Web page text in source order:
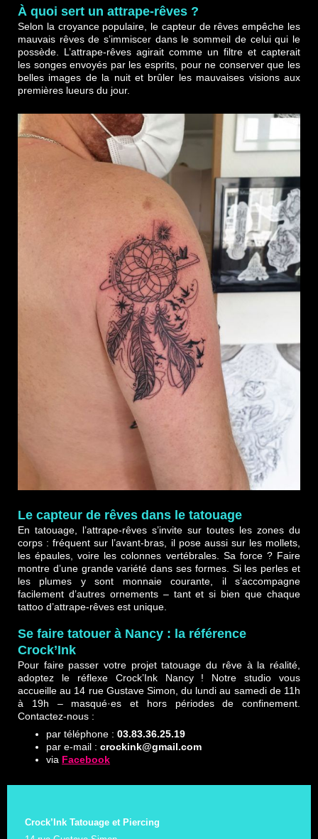
À quoi sert un attrape-rêves ?
Selon la croyance populaire, le capteur de rêves empêche les
mauvais rêves de s’immiscer dans le sommeil de celui qui le
possède. L’attrape-rêves agirait comme un filtre et capterait
les songes envoyés par les esprits, pour ne conserver que les
belles images de la nuit et brûler les mauvaises visions aux
premières lueurs du jour.
Le capteur de rêves dans le tatouage
En tatouage, l’attrape-rêves s’invite sur toutes les zones du
corps : fréquent sur l’avant-bras, il pose aussi sur les mollets,
les épaules, voire les colonnes vertébrales. Sa force ? Faire
montre d’une grande variété dans ses formes. Si les perles et
les plumes y sont monnaie courante, il s’accompagne
facilement d’autres ornements – tant et si bien que chaque
tattoo d’attrape-rêves est unique.
Se faire tatouer à Nancy : la référence
Crock’Ink
Pour faire passer votre projet tatouage du rêve à la réalité,
adoptez le réflexe Crock’Ink Nancy ! Notre studio vous
accueille au 14 rue Gustave Simon, du lundi au samedi de 11h
à 19h – masqué·es et hors périodes de confinement.
Contactez-nous :
par téléphone : 03.83.36.25.19
par e-mail : crockink@gmail.com
via Facebook
Crock’Ink Tatouage et Piercing